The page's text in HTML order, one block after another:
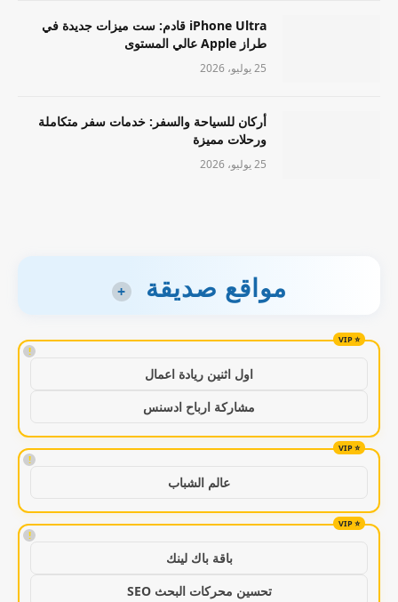
iPhone Ultra قادم: ست ميزات جديدة في
طراز Apple عالي المستوى
25 يوليو، 2026
أركان للسياحة والسفر: خدمات سفر متكاملة
ورحلات مميزة
25 يوليو، 2026
مواقع صديقة +
!
اول اثنين ريادة اعمال
مشاركة ارباح ادسنس
!
عالم الشباب
!
باقة باك لينك
تحسين محركات البحث SEO